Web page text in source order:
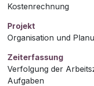
Kostenrechnung
Projekt
Organisation und
Zeiterfassung
Verfolgung der
Aufgaben